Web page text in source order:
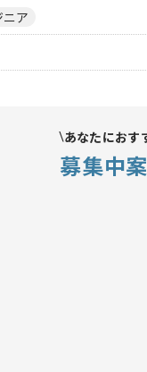
ニア
あなたにおす
募集中